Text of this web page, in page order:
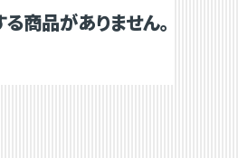
商品がありません。